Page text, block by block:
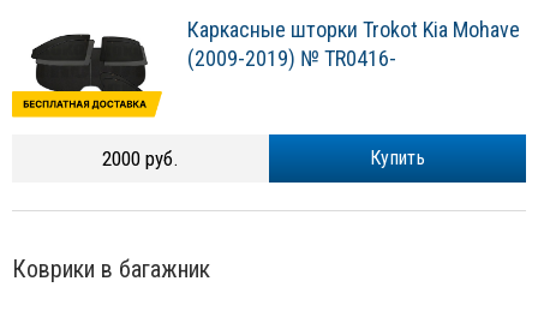
Каркасные шторки Trokot Kia Mohave
(2009-2019) № TR0416-
Купить
2000 руб.
Коврики в багажник